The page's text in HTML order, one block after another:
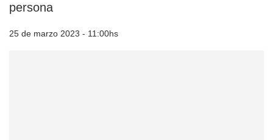
persona
25 de marzo 2023 - 11:00hs